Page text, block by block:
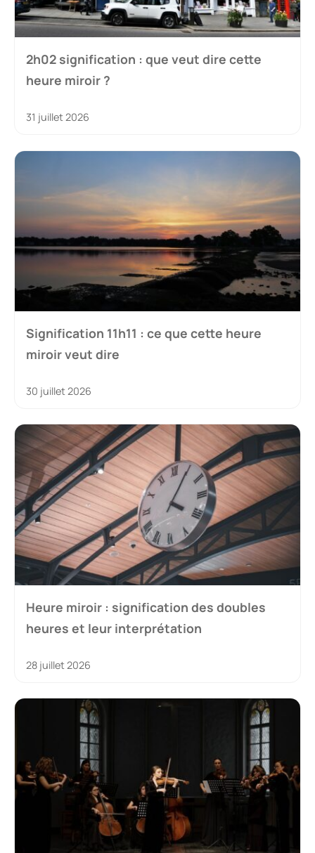
2h02 signification : que veut dire cette
heure miroir ?
31 juillet 2026
Signification 11h11 : ce que cette heure
miroir veut dire
30 juillet 2026
Heure miroir : signification des doubles
heures et leur interprétation
28 juillet 2026